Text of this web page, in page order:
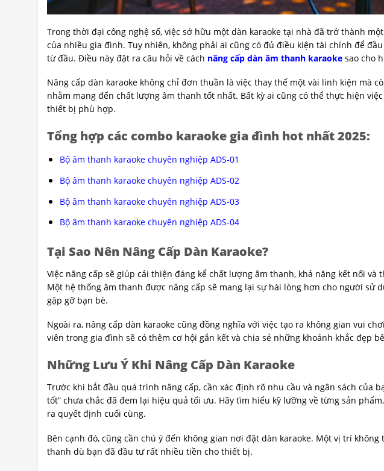
Trong thời đại công nghệ số, việc sở hữu một dàn karaoke tại nhà đã trở thành
của nhiều gia đình. Tuy nhiên, không phải ai cũng có đủ điều kiện tài chính để
từ đầu. Điều này đặt ra câu hỏi về cách nâng cấp dàn âm thanh karaoke sao cho
Nâng cấp dàn karaoke không chỉ đơn thuần là việc thay thế một vài linh kiện mà
nhằm mang đến chất lượng âm thanh tốt nhất. Bất kỳ ai cũng có thể thực hiện
thiết bị phù hợp.
Tổng hợp các combo karaoke gia đình hot nhất 2025:
Bộ âm thanh karaoke chuyên nghiệp ADS-01
Bộ âm thanh karaoke chuyên nghiệp ADS-02
Bộ âm thanh karaoke chuyên nghiệp ADS-03
Bộ âm thanh karaoke chuyên nghiệp ADS-04
Tại Sao Nên Nâng Cấp Dàn Karaoke?
Việc nâng cấp sẽ giúp cải thiện đáng kể chất lượng âm thanh, khả năng kết nối
Một hệ thống âm thanh được nâng cấp sẽ mang lại sự hài lòng hơn cho người sử
gặp gỡ bạn bè.
Ngoài ra, nâng cấp dàn karaoke cũng đồng nghĩa với việc tạo ra không gian vui
viên trong gia đình sẽ có thêm cơ hội gắn kết và chia sẻ những khoảnh khắc đẹp
Những Lưu Ý Khi Nâng Cấp Dàn Karaoke
Trước khi bắt đầu quá trình nâng cấp, cần xác định rõ nhu cầu và ngân sách của
tốt” chưa chắc đã đem lại hiệu quả tối ưu. Hãy tìm hiểu kỹ lưỡng về từng sản
ra quyết định cuối cùng.
Bên cạnh đó, cũng cần chú ý đến không gian nơi đặt dàn karaoke. Một vị trí
thanh dù bạn đã đầu tư rất nhiều tiền cho thiết bị.